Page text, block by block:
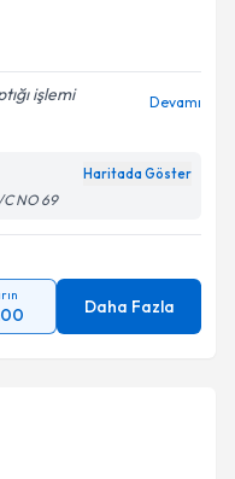
işlemi
Devamı
Haritada Göster
C NO 69
Daha Fazla